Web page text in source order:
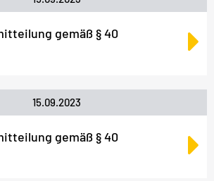
gemäß § 40
15.09.2023
gemäß § 40